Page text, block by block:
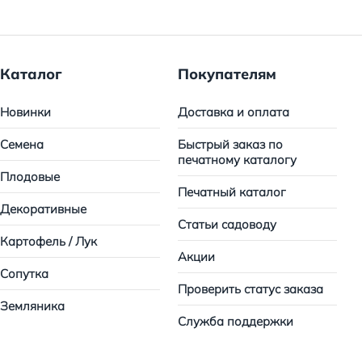
Каталог
Новинки
Семена
Плодовые
Декоративные
Картофель / Лук
Сопутка
Земляника
Покупателям
Доставка и оплата
Быстрый заказ по
печатному каталогу
Печатный каталог
Статьи садоводу
Акции
Проверить статус заказа
Служба поддержки